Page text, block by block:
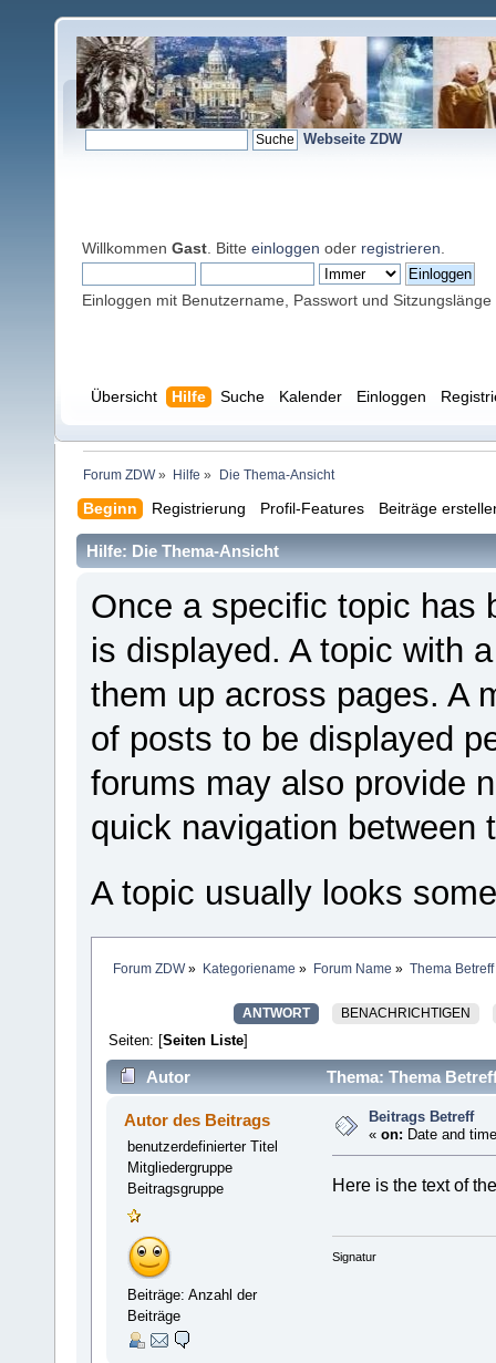
Webseite ZDW
Willkommen Gast . Bitte einloggen oder registrieren
Einloggen mit Benutzername, Passwort und Sitzungslänge
Übersicht Hilfe Suche Kalender Einloggen
Forum ZDW» Hilfe » Die Thema-Ansicht
Beginn Registrierung Profil-Features Beiträge
Hilfe: Die Thema-Ansicht
Once a specific topic has
is displayed. A topic with
them up across pages. A
of posts to be displayed
forums may also provide
quick navigation between
A topic usually looks
Forum ZDW» Kategoriename » Forum Name » Thema Betreff
ANTWORT BENACHRICHTIGEN
Seiten: [Seiten Liste]
Autor Thema: Thema
Autor des Beitrags
benutzerdefinierter Titel
Mitgliedergruppe
Beitragsgruppe
Beiträge: Anzahl der
Beiträge
Beitrags Betreff
« on: Date and
Here is the text of
Signatur